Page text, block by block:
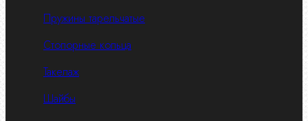
Пружины тарельчатые
Стопорные кольца
Такелаж
Шайбы